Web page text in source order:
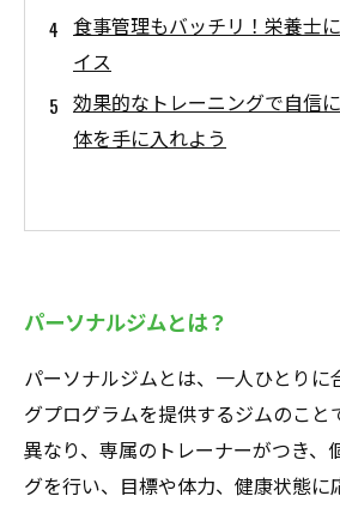
食事管理もバッチリ！栄養士
イス
効果的なトレーニングで自信
体を手に入れよう
パーソナルジムとは？
パーソナルジムとは、一人ひとりに
グプログラムを提供するジムのこと
異なり、専属のトレーナーがつき、
グを行い、目標や体力、健康状態に